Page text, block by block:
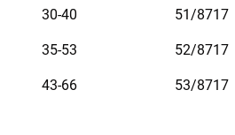
30-40 51/8717
35-53 52/8717
43-66 53/8717